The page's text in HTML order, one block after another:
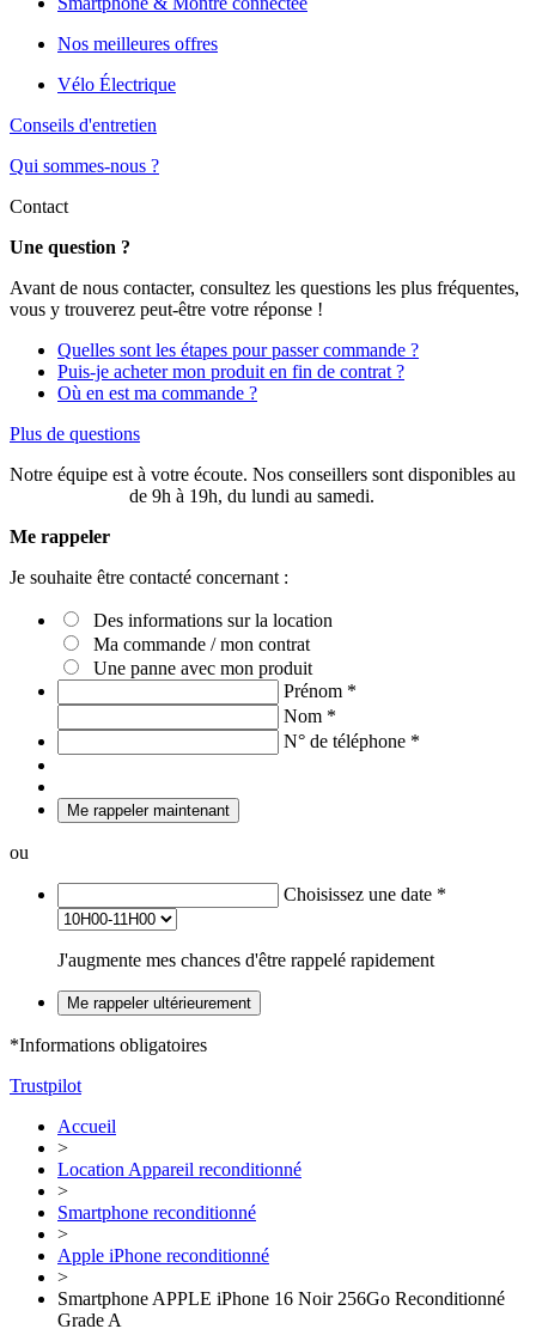
Nos meilleures offres
Vélo Électrique
Conseils d'entretien
Qui sommes-nous ?
Contact
Une question ?
Avant de nous contacter, consultez les questions les plus fréquentes,
vous y trouverez peut-être votre réponse !
Quelles sont les étapes pour passer commande ?
Puis-je acheter mon produit en fin de contrat ?
Où en est ma commande ?
Plus de questions
Notre équipe est à votre écoute. Nos conseillers sont disponibles au
de 9h à 19h, du lundi au samedi.
Me rappeler
Je souhaite être contacté concernant :
Des informations sur la location
Ma commande / mon contrat
Une panne avec mon produit
Prénom *
Nom *
N° de téléphone *
Me rappeler maintenant
ou
Choisissez une date *
J'augmente mes chances d'être rappelé rapidement
Me rappeler ultérieurement
*Informations obligatoires
Trustpilot
Accueil
>
Location Appareil reconditionné
>
Smartphone reconditionné
>
Apple iPhone reconditionné
>
Smartphone APPLE iPhone 16 Noir 256Go Reconditionné
Grade A